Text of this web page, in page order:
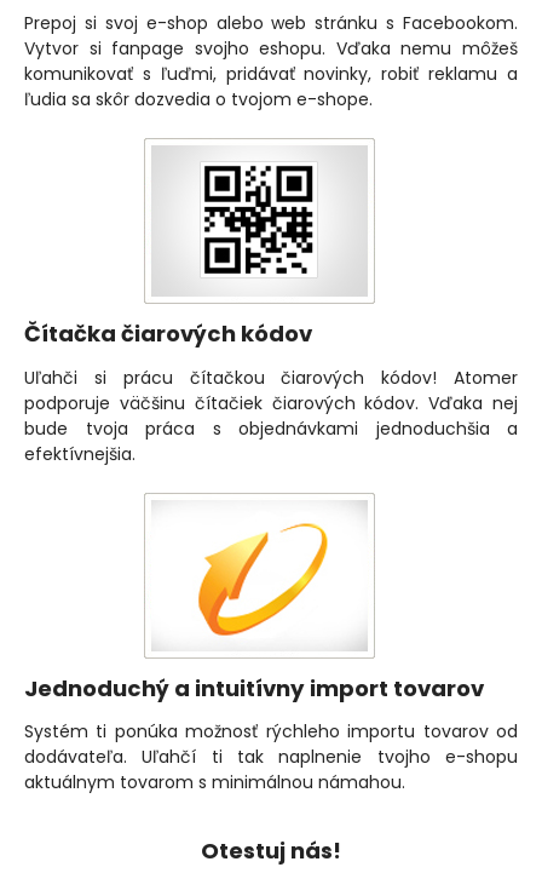
Prepoj si svoj e-shop alebo web stránku s Facebookom.
Vytvor si fanpage svojho eshopu. Vďaka nemu môžeš
komunikovať s ľuďmi, pridávať novinky, robiť reklamu a
ľudia sa skôr dozvedia o tvojom e-shope.
Čítačka čiarových kódov
Uľahči si prácu čítačkou čiarových kódov! Atomer
podporuje väčšinu čítačiek čiarových kódov. Vďaka nej
bude tvoja práca s objednávkami jednoduchšia a
efektívnejšia.
Jednoduchý a intuitívny import tovarov
Systém ti ponúka možnosť rýchleho importu tovarov od
dodávateľa. Uľahčí ti tak naplnenie tvojho e-shopu
aktuálnym tovarom s minimálnou námahou.
Otestuj nás!